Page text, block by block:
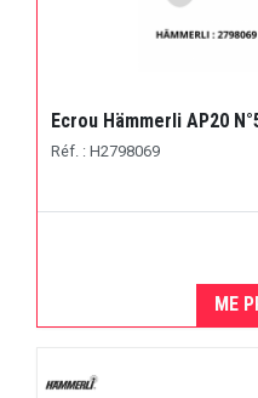
Ecrou Hämmerli AP20
Réf. : H2798069
ME